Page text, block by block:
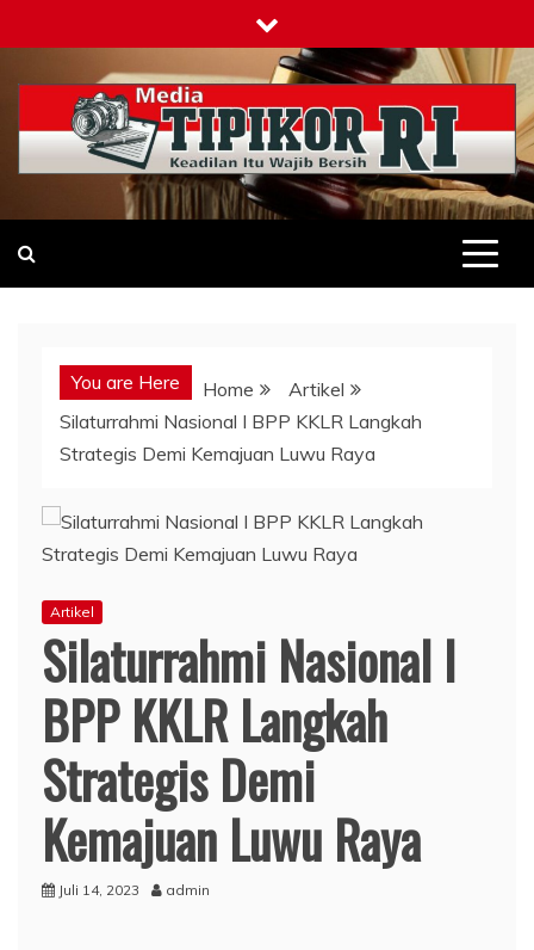
to
content
Tipikor-ri-online.my.id
Keadilan Itu Wajib Bersih
You are Here Home
Artikel
Silaturrahmi Nasional I BPP KKLR Langkah
Strategis Demi Kemajuan Luwu Raya
Artikel
Silaturrahmi Nasional I
BPP KKLR Langkah
Strategis Demi
Kemajuan Luwu Raya
Juli 14, 2023 admin